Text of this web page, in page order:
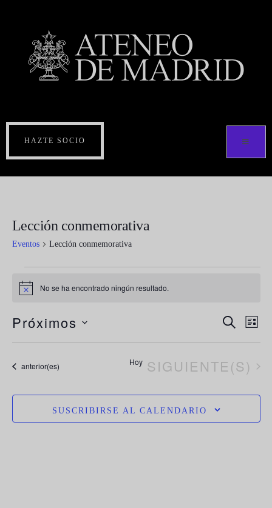
HAZTE SOCIO
Lección conmemorativa
Eventos Lección conmemorativa
Aviso No se ha encontrado ningún resultado.
de
y
de
BUSCAR
Próximos
Selecciona
la Eventos
anterior(es) Hoy EVENTOS
SIGUIENTE(S)
SUSCRIBIRSE AL CALENDARIO